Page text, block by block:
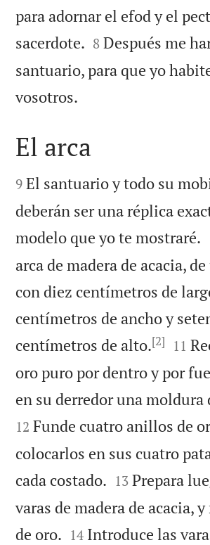
para adornar el efod y el
sacerdote. 

8 Después me
santuario, para que yo
vosotros.

El arca

9 El santuario y todo su
deberán ser una réplica
modelo que yo te mostraré.
arca de madera de acacia,
con diez centímetros de
centímetros de ancho y
centímetros de alto.[2] 

11
oro puro por dentro y por
en su derredor una moldura
12 Funde cuatro anillos de
colocarlos en sus cuatro
cada costado. 

13 Prepara
varas de madera de acacia,
de oro. 

14 Introduce las